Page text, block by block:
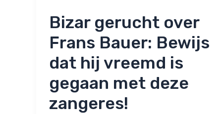
Bizar gerucht over
Frans Bauer: Bewijs
dat hij vreemd is
gegaan met deze
zangeres!